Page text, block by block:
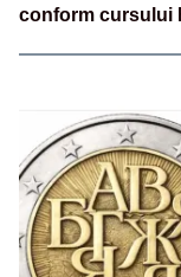
conform cursului